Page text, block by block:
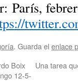
. Guarda el enlace
Boix
12-5-
Una tarea